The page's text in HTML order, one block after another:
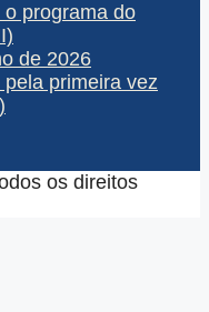
programa do
de 2026
primeira vez
os direitos